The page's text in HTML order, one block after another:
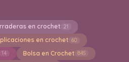
en crochet 21
en crochet 60
14 Bolsa en Crochet 845